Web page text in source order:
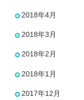
2018年4月
2018年3月
2018年2月
2018年1月
2017年12月